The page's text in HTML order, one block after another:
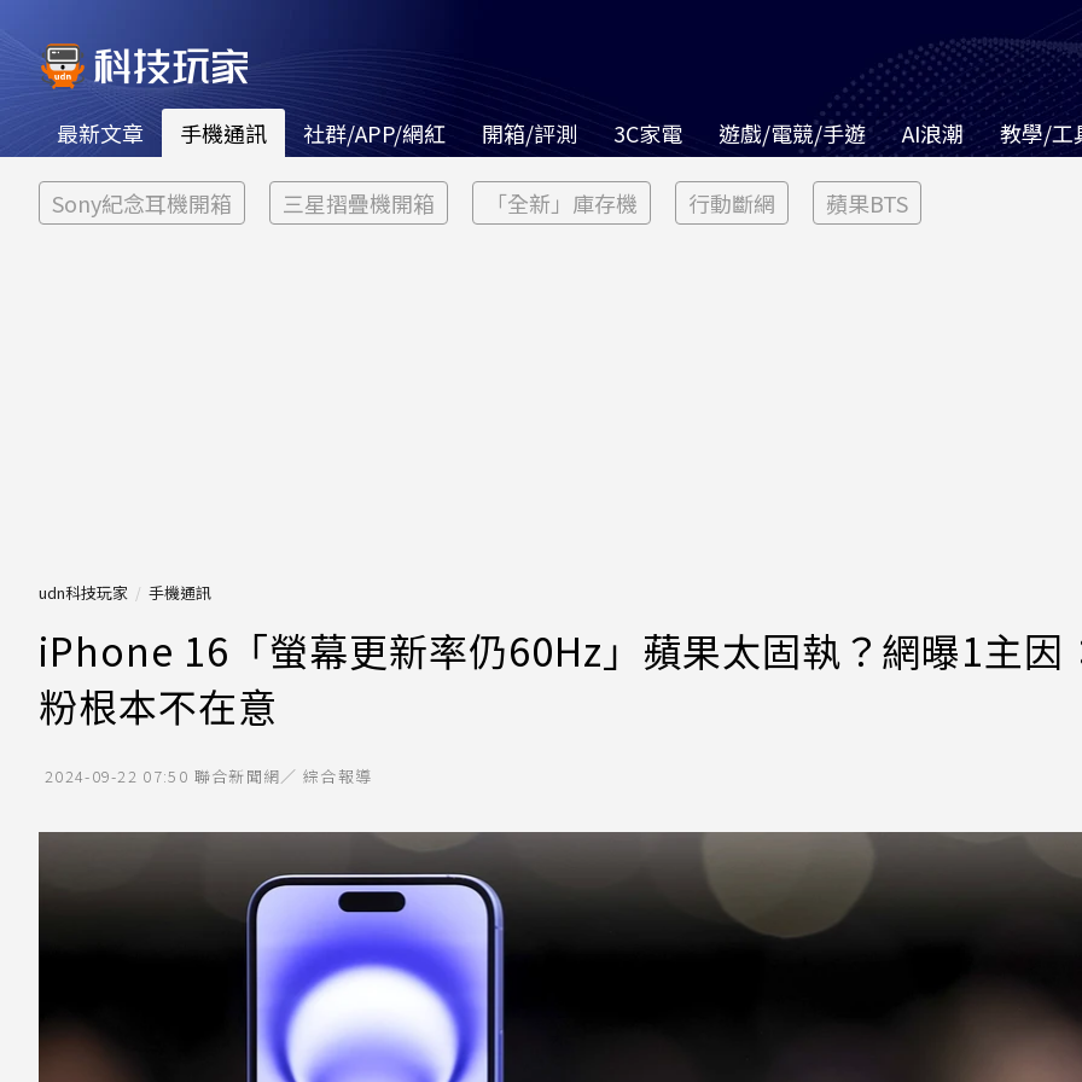
最新文章 手機通訊 社群/APP/網紅 開箱/評測 3C家電 遊戲/電競/手遊 AI浪潮 教學/工
Sony紀念耳機開箱 三星摺疊機開箱 「全新」庫存機 行動斷網 蘋果BTS
udn科技玩家 手機通訊
iPhone 16「螢幕更新率仍60Hz」蘋果太固執？網曝1主因
粉根本不在意
2024-09-22 07:50 聯合新聞網／ 綜合報導